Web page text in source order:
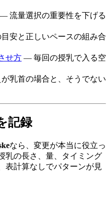
— 流量選択の重要性を下げる
安と正しいペースの組み合
せ方 — 毎回の授乳で入る空
乳首の場合と、そうでない
記録
なら、変更が本当に役立っ
乳の長さ、量、タイミング
表計算なしでパターンが見